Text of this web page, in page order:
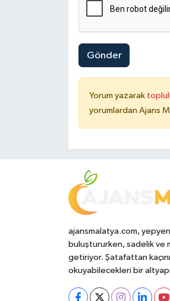
Gönder
Yorum yazarak
yorumlardan Ajans
ajansmalatya.com,
buluştururken, sadelik ve
getiriyor. Şatafattan
okuyabilecekleri bir